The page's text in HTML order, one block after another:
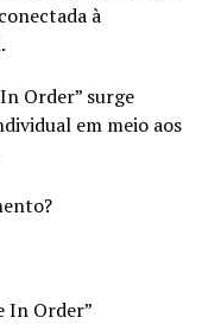
à
Order” surge
em meio aos
In Order”